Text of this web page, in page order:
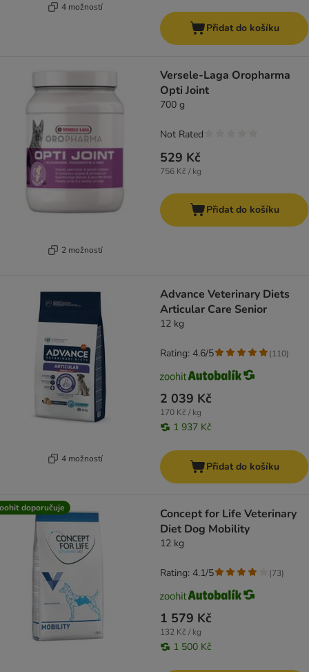
4 možností
Přidat do košíku
2 možností
Versele-Laga Oropharma
Opti Joint
700 g
529 Kč
756 Kč / kg
Not Rated
Přidat do košíku
4 možností
Advance Veterinary Diets
Articular Care Senior
12 kg
2 039 Kč
170 Kč / kg
1 937 Kč
Rating: 4.6/5 (110)
Přidat do košíku
doporučuje
Concept for Life Veterinary
Diet Dog Mobility
12 kg
1 579 Kč
132 Kč / kg
1 500 Kč
Rating: 4.1/5 (73)